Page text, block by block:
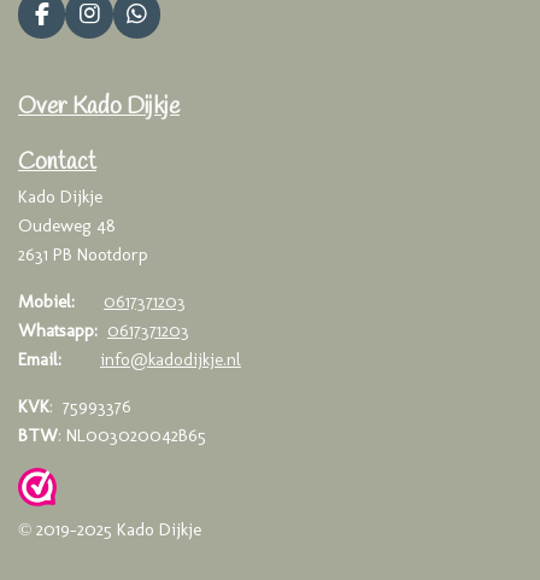
F
a
b
o
k
I
n
a
r
a
m
W
h
s
Over Kado Dijkje
Contact
Kado Dijkje
Oudeweg 48
2631 PB Nootdorp
Mobiel:
0617371203
Whatsapp: 0617371203
Email:
info@kadodijkje.nl
KVK: 75993376
BTW: NL003020042B65
© 2019-2025 Kado Dijkje